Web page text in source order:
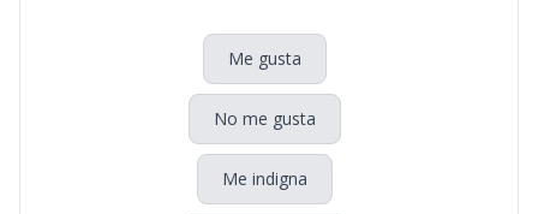
Me gusta
No me gusta
Me indigna